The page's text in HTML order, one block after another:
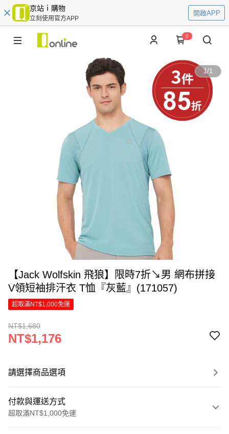
京站ｉ購物
立刻使用官方APP
開啟APP
0
1/1
【Jack Wolfskin 飛狼】限時7折↘男 網布拼接
V領短袖排汗衣 T恤『灰藍』(171057)
超取滿NT$1,000免運
NT$1,680
NT$1,176
請選擇商品選項
付款與運送方式
超取滿NT$1,000免運